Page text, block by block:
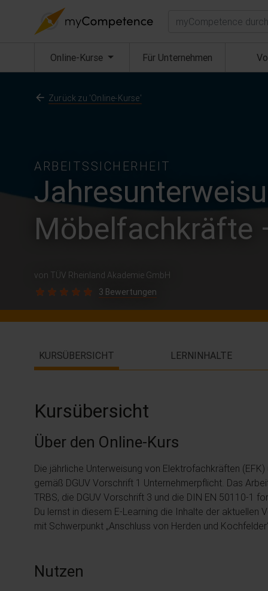
Suchen
Online-Kurse (aktuell) Für Unternehmen
ARBEITSSICHERHEIT
Möbelfachkräfte
von TÜV Rheinland Akademie GmbH
3 Bewertungen
Zurück zu 'Online-Kurse'
KURSÜBERSICHT LERNINHALTE
Kursübersicht
Über den Online-Kurs
Die jährliche Unterweisung von Elektrofachkräften
gemäß DGUV Vorschrift 1 Unternehmerpflicht. Das
TRBS, die DGUV Vorschrift 3 und die DIN EN 50110-1
Du lernst in diesem E-Learning die Inhalte der
mit Schwerpunkt „Anschluss von Herden und
Nutzen